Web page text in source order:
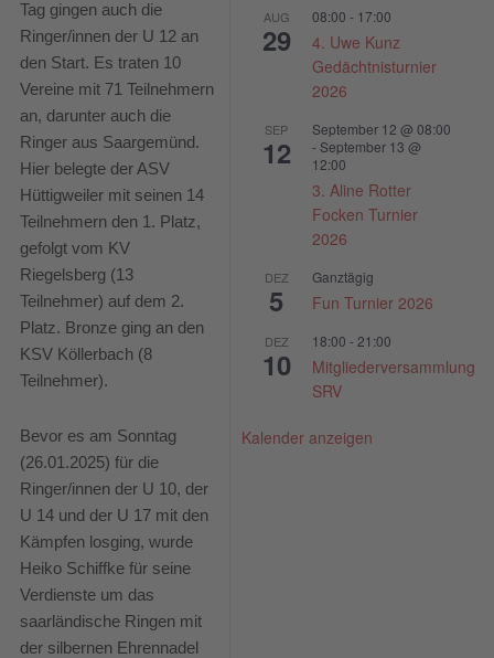
Tag gingen auch die
Ringer/innen der U 12 an
den Start. Es traten 10
Vereine mit 71 Teilnehmern
an, darunter auch die
Ringer aus Saargemünd.
Hier belegte der ASV
Hüttigweiler mit seinen 14
Teilnehmern den 1. Platz,
gefolgt vom KV
Riegelsberg (13
Teilnehmer) auf dem 2.
Platz. Bronze ging an den
KSV Köllerbach (8
Teilnehmer).
Bevor es am Sonntag
(26.01.2025) für die
Ringer/innen der U 10, der
U 14 und der U 17 mit den
Kämpfen losging, wurde
Heiko Schiffke für seine
Verdienste um das
saarländische Ringen mit
der silbernen Ehrennadel
AUG
29
08:00 - 17:00
4. Uwe Kunz
Gedächtnisturnier
2026
SEP
12
September 12 @ 08:00
-September 13 @
12:00
3. Aline Rotter
Focken Turnier
2026
DEZ
5
Ganztägig
Fun Turnier 2026
DEZ
10
18:00 - 21:00
Mitgliederversammlung
SRV
Kalender anzeigen